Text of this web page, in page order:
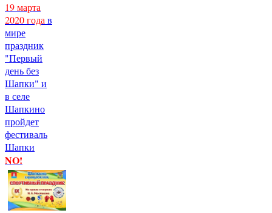
19 марта
2020 года в
мире
праздник
"Первый
день без
Шапки" и
в селе
Шапкино
пройдет
фестиваль
Шапки
NO!